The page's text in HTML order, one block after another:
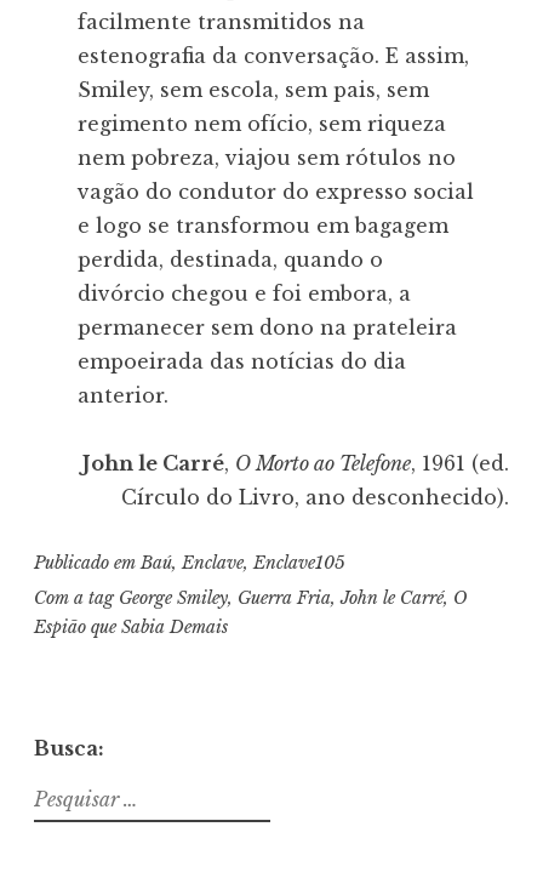
facilmente transmitidos na
estenografia da conversação. E assim,
Smiley, sem escola, sem pais, sem
regimento nem ofício, sem riqueza
nem pobreza, viajou sem rótulos no
vagão do condutor do expresso social
e logo se transformou em bagagem
perdida, destinada, quando o
divórcio chegou e foi embora, a
permanecer sem dono na prateleira
empoeirada das notícias do dia
anterior.
John le Carré, O Morto ao Telefone, 1961 (ed.
Círculo do Livro, ano desconhecido).
Publicado emBaú,Enclave,Enclave105
Com a tag George Smiley, Guerra Fria,John le Carré, O
Espião que Sabia Demais
Busca:
Pesquisar
por: